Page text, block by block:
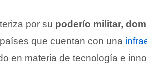
por su poderío militar,
que cuentan con una
en materia de tecnología e